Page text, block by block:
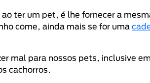
ter um pet, é lhe fornecer a
come, ainda mais se for uma
mal para nossos pets, inclusive
cachorros.